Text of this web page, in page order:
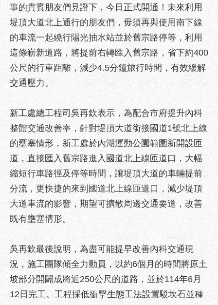
治
廉
政
園
地
便
民
務
道
路
挖
掘
資
訊
聯
合
發
中
心
獎
勵
事的貴賓朋友們見證下，今日正式開通！未來利用
堤頂大道北上通行的朋友們，毋須再與使用南下線
的車流一起繞行陽光抽水站並於舊宗路停等，利用
這條嶄新道路，將提前右轉匯入舊宗路，省下約400
公尺的行車距離，減少4.5分鐘旅行時間，有效緩解
交通壓力。
新工處總工程司吳再欽表示，為配合市府提升內科
整體交通改善率，針對堤頂大道銜接國道1號北上線
的壅塞情形，新工處於內湖運動公園範圍新開設匝
道，直接匯入舊宗路進入國道北上線匝道口，大幅
縮短行車路徑及停等時間，讓堤頂大道的車輛提前
分流，更快捷的來到國道北上線匝道口，減少堤頂
大道車流的影響，期望可擴散周邊交通要道，改善
既有壅塞情形。
吳再欽最後說明，為盡可能提早改善內科交通現
況，施工團隊傾全力動員，以約6個月的時間將原土
坡部分開闢成將近250公尺的道路，並於114年6月
12日完工。工程採低衝擊生態工法設置駁坎石並種